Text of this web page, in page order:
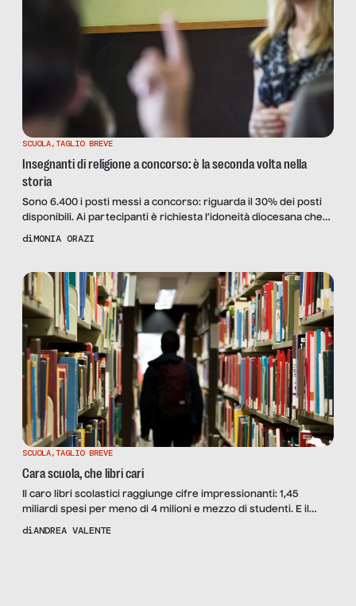
SCUOLA,TAGLIO BREVE
Insegnanti di religione a concorso: è la seconda volta nella
storia
Sono 6.400 i posti messi a concorso: riguarda il 30% dei posti
disponibili. Ai partecipanti è richiesta l’idoneità diocesana che
già in precedenza era alla base dell’abilitazione. Nel frattempo, il
diMONIA ORAZI
SCUOLA,TAGLIO BREVE
Cara scuola, che libri cari
Il caro libri scolastici raggiunge cifre impressionanti: 1,45
miliardi spesi per meno di 4 milioni e mezzo di studenti. E il
costo per le famiglie tocca i tre zeri. I dati dell’indagine ADOC-
diANDREA VALENTE